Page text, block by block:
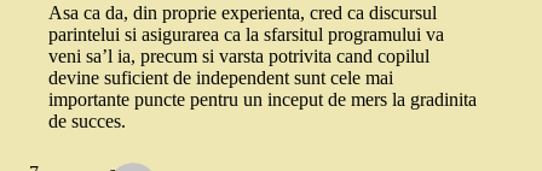
Asa ca da, din proprie experienta, cred ca discursul
parintelui si asigurarea ca la sfarsitul programului va
veni sa’l ia, precum si varsta potrivita cand copilul
devine suficient de independent sunt cele mai
importante puncte pentru un inceput de mers la gradinita
de succes.